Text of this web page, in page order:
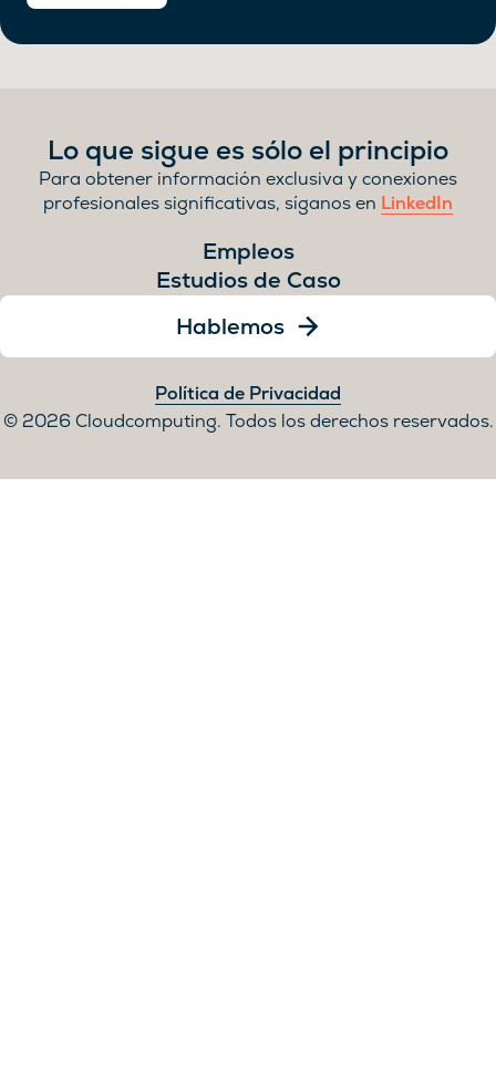
Lo que sigue es sólo el principio
Para obtener información exclusiva y conexiones
profesionales significativas, síganos en LinkedIn
Empleos
Estudios de Caso
Hablemos
Política de Privacidad
2026 Cloudcomputing. Todos los derechos reservados.